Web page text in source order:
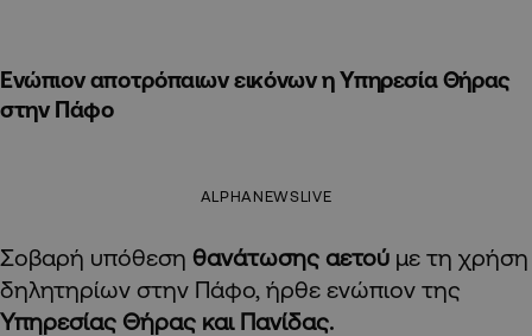
Ενώπιον αποτρόπαιων εικόνων η Υπηρεσία Θήρας
στην Πάφο
ALPHANEWSLIVE
Σοβαρή υπόθεση θανάτωσης αετού με τη χρήση
δηλητηρίων στην Πάφο, ήρθε ενώπιον της
Υπηρεσίας Θήρας και Πανίδας.